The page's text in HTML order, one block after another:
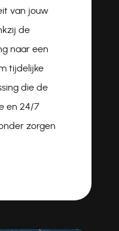
van jouw
de
naar een
tijdelijke
die de
en 24/7
zorgen